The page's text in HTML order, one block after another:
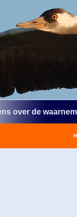
over de